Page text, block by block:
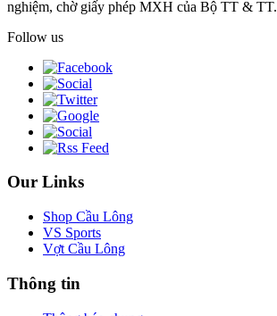
nghiệm, chờ giấy phép MXH của Bộ TT & TT.
Follow us
Our Links
Shop Cầu Lông
VS Sports
Vợt Cầu Lông
Thông tin